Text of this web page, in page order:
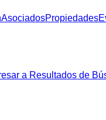
AsociadosPropiedades
a Resultados de